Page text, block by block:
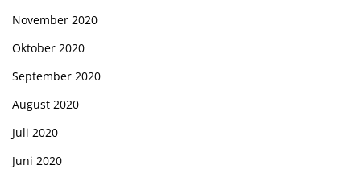
November 2020
Oktober 2020
September 2020
August 2020
Juli 2020
Juni 2020